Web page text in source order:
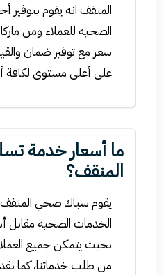
المنقف انه يقوم بتوفير
الصحية للعملاء ومن
سعر مع توفير ضمان
على أعلى مستوى لكافة
ما أسعار خدمة
المنقف؟
يقوم سباك صحي
الخدمات الصحية مقابل
بحيث يتمكن جميع
من طلب خدماتنا، كما